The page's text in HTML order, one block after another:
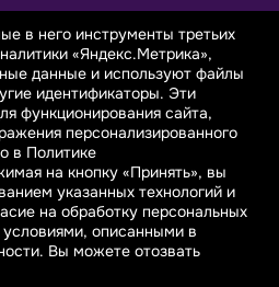
магазин "САРАФАНОВО"
продаже тканей оптом и в
в него инструменты третьих
«Яндекс.Метрика»,
данные и используют файлы
идентификаторы. Эти
функционирования сайта,
персонализированного
в Политике
на кнопку «Принять», вы
указанных технологий и
на обработку персональных
описанными в
Вы можете отозвать